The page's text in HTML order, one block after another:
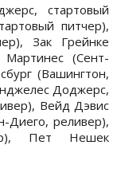
стартовый
питчер),
Зак Грейнке
Мартинес (Сент-
(Вашингтон,
Доджерс,
Вейд Дэвис
Диего, реливер),
Пет Нешек